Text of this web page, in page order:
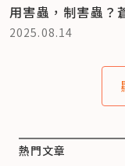
用害蟲，制害蟲？
2025.08.14
熱門文章